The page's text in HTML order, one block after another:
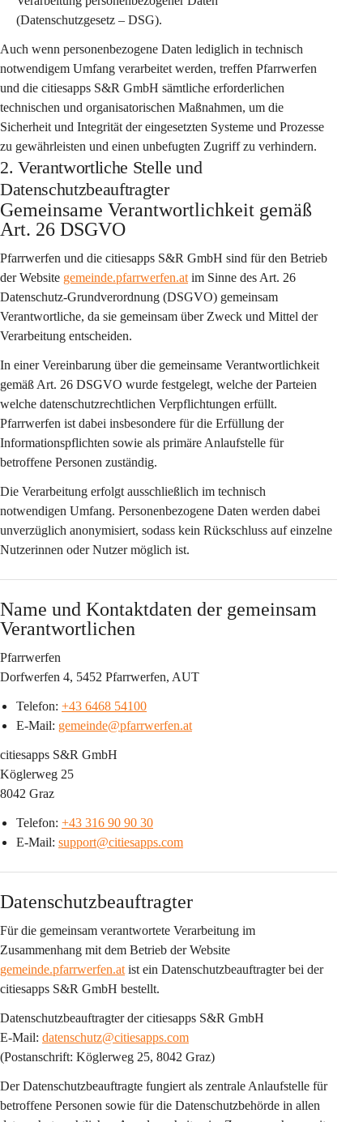
(Datenschutzgesetz – DSG).
Auch wenn personenbezogene Daten lediglich in technisch
notwendigem Umfang verarbeitet werden, treffen Pfarrwerfen
und die citiesapps S&R GmbH sämtliche erforderlichen
technischen und organisatorischen Maßnahmen, um die
Sicherheit und Integrität der eingesetzten Systeme und Prozesse
zu gewährleisten und einen unbefugten Zugriff zu verhindern.
2. Verantwortliche Stelle und
Datenschutzbeauftragter
Gemeinsame Verantwortlichkeit gemäß
Art. 26 DSGVO
Pfarrwerfen und die citiesapps S&R GmbH sind für den Betrieb
der Website gemeinde.pfarrwerfen.at im Sinne des Art. 26
Datenschutz-Grundverordnung (DSGVO) gemeinsam
Verantwortliche, da sie gemeinsam über Zweck und Mittel der
Verarbeitung entscheiden.
In einer Vereinbarung über die gemeinsame Verantwortlichkeit
gemäß Art. 26 DSGVO wurde festgelegt, welche der Parteien
welche datenschutzrechtlichen Verpflichtungen erfüllt.
Pfarrwerfen ist dabei insbesondere für die Erfüllung der
Informationspflichten sowie als primäre Anlaufstelle für
betroffene Personen zuständig.
Die Verarbeitung erfolgt ausschließlich im technisch
notwendigen Umfang. Personenbezogene Daten werden dabei
unverzüglich anonymisiert, sodass kein Rückschluss auf einzelne
Nutzerinnen oder Nutzer möglich ist.
Name und Kontaktdaten der gemeinsam
Verantwortlichen
Pfarrwerfen
Dorfwerfen 4, 5452 Pfarrwerfen, AUT
Telefon: +43 6468 54100
E-Mail: gemeinde@pfarrwerfen.at
citiesapps S&R GmbH
Köglerweg 25
8042 Graz
Telefon: +43 316 90 90 30
E-Mail: support@citiesapps.com
Datenschutzbeauftragter
Für die gemeinsam verantwortete Verarbeitung im
Zusammenhang mit dem Betrieb der Website
gemeinde.pfarrwerfen.at ist ein Datenschutzbeauftragter bei der
citiesapps S&R GmbH bestellt.
Datenschutzbeauftragter der citiesapps S&R GmbH
E-Mail: datenschutz@citiesapps.com
(Postanschrift: Köglerweg 25, 8042 Graz)
Der Datenschutzbeauftragte fungiert als zentrale Anlaufstelle für
betroffene Personen sowie für die Datenschutzbehörde in allen